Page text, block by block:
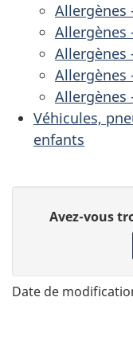
Allergènes
Allergènes
Allergènes
Allergènes
Allergènes
Véhicules,
enfants
n
Avez-vous
Date de